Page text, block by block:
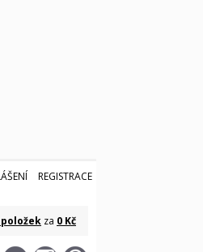
REGISTRACE
položek za 0 Kč